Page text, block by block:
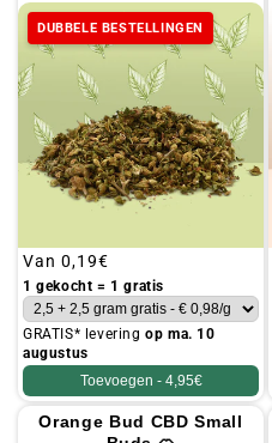
DUBBELE BESTELLINGEN
Gebruikelijke
prijs
Van 0,19€
1 gekocht = 1 gratis
GRATIS* leveringop ma. 10
augustus
Toevoegen - 4,95€
Orange Bud CBD Small